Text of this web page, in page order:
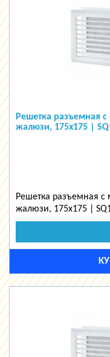
Решетка разъемная
жалюзи, 175х175 |
Решетка разъемная с
жалюзи, 175х175 |